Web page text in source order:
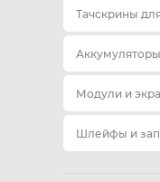
Тачскрины
Модули и
Шлейфы и